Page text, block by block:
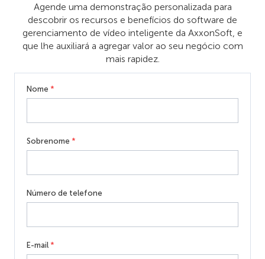
Agende uma demonstração personalizada para
descobrir os recursos e benefícios do software de
gerenciamento de vídeo inteligente da AxxonSoft, e
que lhe auxiliará a agregar valor ao seu negócio com
mais rapidez.
Nome *
Sobrenome *
Número de telefone
E-mail *